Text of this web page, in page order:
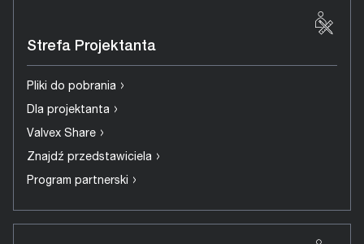
Strefa Projektanta
Pliki do pobrania ›
Dla projektanta ›
Valvex Share ›
Znajdź przedstawiciela ›
Program partnerski ›